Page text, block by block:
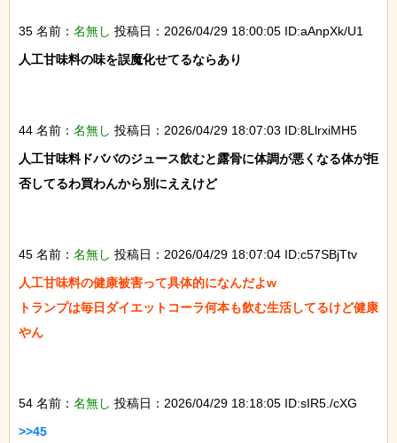
35 名前： 名無し 投稿日：2026/04/29 18:00:05 ID:aAnpXk/U1
人工甘味料の味を誤魔化せてるならあり
44 名前： 名無し 投稿日：2026/04/29 18:07:03 ID:8LlrxiMH5
人工甘味料ドババのジュース飲むと露骨に体調が悪くなる体が拒
否してるわ買わんから別にええけど
45 名前： 名無し 投稿日：2026/04/29 18:07:04 ID:c57SBjTtv
人工甘味料の健康被害って具体的になんだよw
トランプは毎日ダイエットコーラ何本も飲む生活してるけど健康
やん
54 名前： 名無し 投稿日：2026/04/29 18:18:05 ID:sIR5./cXG
>>45